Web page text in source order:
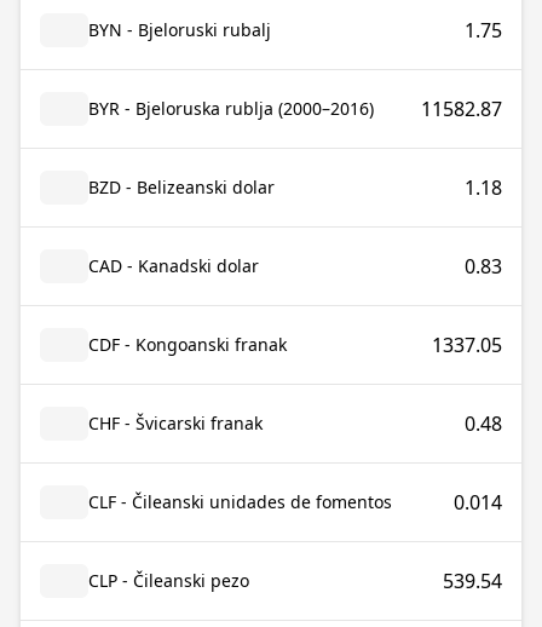
BYN - Bjeloruski rubalj 1.75
BYR - Bjeloruska rublja (2000–2016) 11582.87
BZD - Belizeanski dolar 1.18
CAD - Kanadski dolar 0.83
CDF - Kongoanski franak 1337.05
CHF - Švicarski franak 0.48
CLF - Čileanski unidades de fomentos 0.014
CLP - Čileanski pezo 539.54